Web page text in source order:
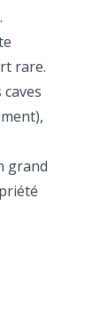
rare.
grand